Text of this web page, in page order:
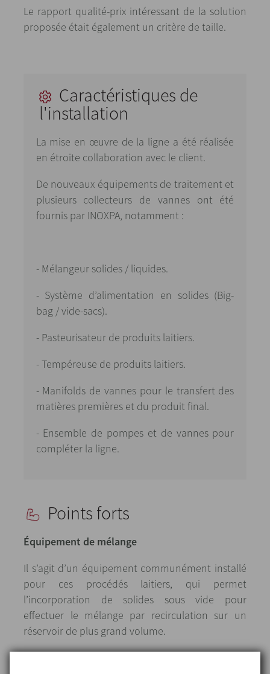
Le rapport qualité-prix intéressant de la solution
proposée était également un critère de taille.
Caractéristiques de
l'installation
La mise en œuvre de la ligne a été réalisée
en étroite collaboration avec le client.
De nouveaux équipements de traitement et
plusieurs collecteurs de vannes ont été
fournis par INOXPA, notamment :
- Mélangeur solides / liquides.
- Système d’alimentation en solides (Big-
bag / vide-sacs).
- Pasteurisateur de produits laitiers.
- Tempéreuse de produits laitiers.
- Manifolds de vannes pour le transfert des
matières premières et du produit final.
- Ensemble de pompes et de vannes pour
compléter la ligne.
Points forts
Équipement de mélange
Il s’agit d’un équipement communément installé
pour ces procédés laitiers, qui permet
l’incorporation de solides sous vide pour
effectuer le mélange par recirculation sur un
réservoir de plus grand volume.